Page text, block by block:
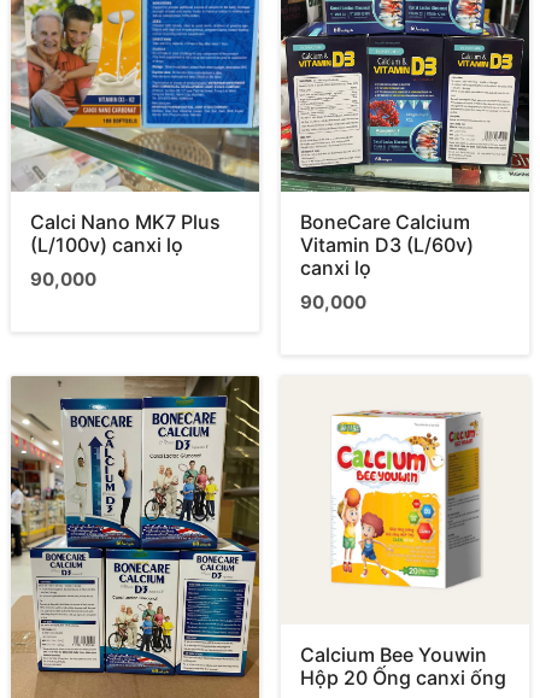
Calci Nano MK7 Plus
(L/100v) canxi lọ
90,000
BoneCare Calcium
Vitamin D3 (L/60v)
canxi lọ
90,000
Calcium Bee Youwin
Hộp 20 Ống canxi ống